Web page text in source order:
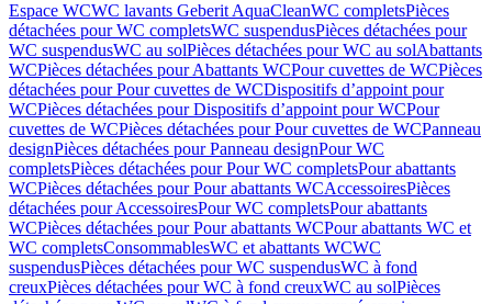
Espace WCWC lavants Geberit AquaCleanWC completsPièces
détachées pour WC completsWC suspendusPièces détachées pour
WC suspendusWC au solPièces détachées pour WC au solAbattants
WCPièces détachées pour Abattants WCPour cuvettes de WCPièces
détachées pour Pour cuvettes de WCDispositifs d’appoint pour
WCPièces détachées pour Dispositifs d’appoint pour WCPour
cuvettes de WCPièces détachées pour Pour cuvettes de WCPanneau
designPièces détachées pour Panneau designPour WC
completsPièces détachées pour Pour WC completsPour abattants
WCPièces détachées pour Pour abattants WCAccessoiresPièces
détachées pour AccessoiresPour WC completsPour abattants
WCPièces détachées pour Pour abattants WCPour abattants WC et
WC completsConsommablesWC et abattants WCWC
suspendusPièces détachées pour WC suspendusWC à fond
creuxPièces détachées pour WC à fond creuxWC au solPièces